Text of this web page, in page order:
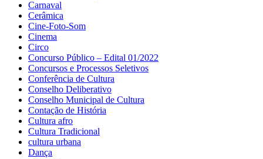
Carnaval
Cerâmica
Cine-Foto-Som
Cinema
Circo
Concurso Público – Edital 01/2022
Concursos e Processos Seletivos
Conferência de Cultura
Conselho Deliberativo
Conselho Municipal de Cultura
Contação de História
Cultura afro
Cultura Tradicional
cultura urbana
Dança